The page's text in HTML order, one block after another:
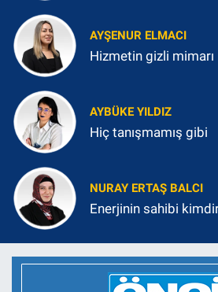
AYŞENUR ELMACI
Hizmetin gizli mimarı
AYBÜKE YILDIZ
Hiç tanışmamış gibi
NURAY ERTAŞ BALCI
Enerjinin sahibi